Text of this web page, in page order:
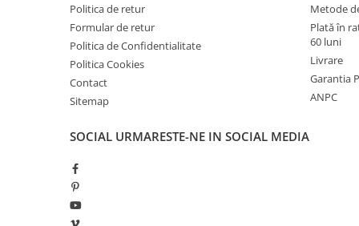
Echipamente pentru tratarea si
pomparea apei
Pompe submersibile
Pompe de suprafata
Pompe pentru piscine
Vase de expansiune pentru
Grupuri de pompare apa
Politica de retur
Formular de retur
Politica de Confidentialitate
Politica Cookies
Contact
Sitemap
Metode
Plată în
60 luni
Livrare
Garantia
ANPC
SOCIAL URMARESTE-NE IN SOCIAL MEDIA